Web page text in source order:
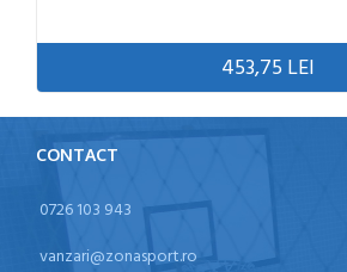
453,75 LEI
CONTACT
0726 103 943
vanzari@zonasport.ro